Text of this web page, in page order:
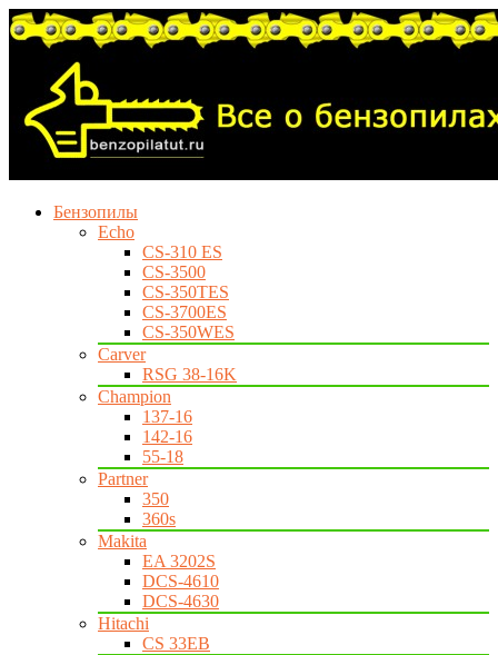
Бензопилы
Echo
CS-310 ES
CS-3500
CS-350TES
CS-3700ES
CS-350WES
Carver
RSG 38-16K
Champion
137-16
142-16
55-18
Partner
350
360s
Makita
EA 3202S
DCS-4610
DCS-4630
Hitachi
CS 33EB